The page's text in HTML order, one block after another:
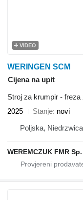
VIDEO
WERINGEN SCM
Cijena na upit
Stroj za krumpir -
2025
Stanje novi
Poljska,
WEREMCZUK FMR